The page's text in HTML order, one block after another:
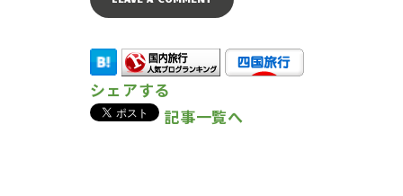
シェアする
記事一覧へ